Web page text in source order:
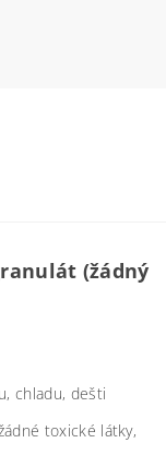
(žádný
chladu, dešti
toxické látky,